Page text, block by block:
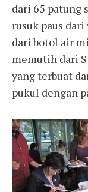
dari 65 patung
rusuk paus
dari botol air
memutih dari
yang terbuat
pukul dengan